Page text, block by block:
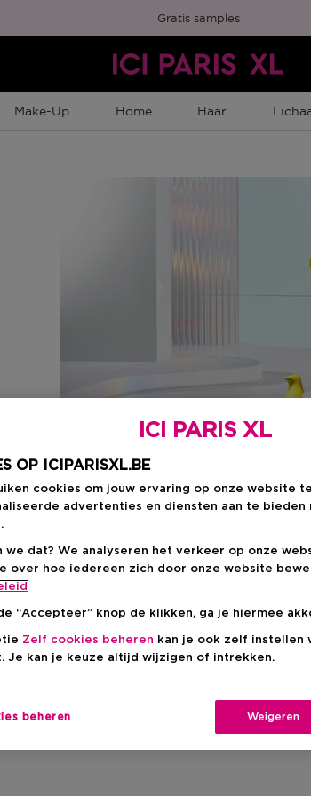
Gratis samples
Make-Up Home Haar
ICI PARIS XL
OP ICIPARISXL.BE
cookies om jouw ervaring op onze website
advertenties en diensten aan te bieden
we dat? We analyseren het verkeer op onze
over hoe iedereen zich door onze website
“Accepteer” knop de klikken, ga je hiermee
Zelf cookies beheren kan je ook zelf instellen
Je kan je keuze altijd wijzigen of intrekken.
beheren Weigeren